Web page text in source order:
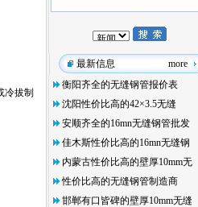
冷拔制
最新信息 more
衡阳齐全的无缝钢管报价表
沈阳性价比高的42×3.5无缝
安顺齐全的16mn无缝钢管批发
佳木斯性价比高的16mn无缝钢
内蒙古性价比高的壁厚10mm无
性价比高的无缝钢管制造商
邯郸有口皆碑的壁厚10mm无缝